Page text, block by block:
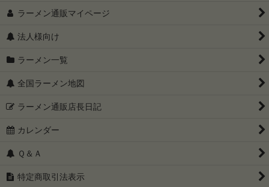
ラーメン通販マイページ
法人様向け
ラーメン一覧
全国ラーメン地図
ラーメン通販店長日記
カレンダー
Ｑ＆Ａ
特定商取引法表示